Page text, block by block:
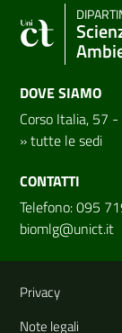
DOVE SIAMO
Corso Italia, 57
»tutte le sedi
CONTATTI
Telefono: 095
biomlg@unict.it
Link e
Privacy
Note legali